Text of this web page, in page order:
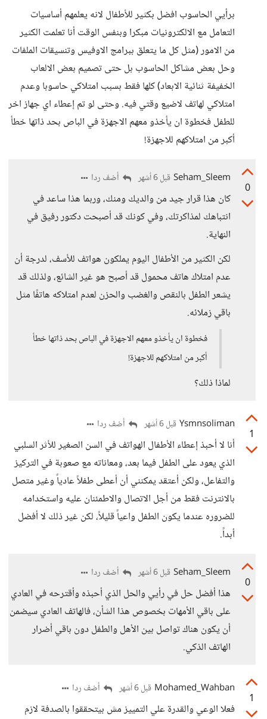
برأيي الحاسوب افضل بكثير للأطفال لانه يعلمهم أساسيات
التعامل مع الالكترونيات مبكرا وبنفس الوقت أنا تعلمت الكثير
من الامور (مثل كل ما يتعلق ببرامج الاوفيس وتنسيقات الملفات
وحل بعض مشاكل الحاسوب بل حتى تصميم بعض الالعاب
الخفيفة ثنائية الابعاد) كلها فقط بسبب امتلاكي حاسوبا وعدم
امتلاكي لهاتف لاضيع وقتي فيه. وحتى لو تم إعطاء اي جهاز اخر
للطفل فخطوة ان يأخذو معهم الاجهزة في الباص بحد ذاتها خطأ
أكبر من امتلاكهم للاجهزة!
0
Seham_Sleem قبل 6 أشهر أضف ردا
كان هذا قرار جيد من والديك ومنك، وربما هذا ساعد في
انتباهك لمذاكرتك، وفي كونك قد أصبحت دكتور رفيق في
النهاية.
لكن الكثير من الأطفال اليوم يملكون هواتف للأسف، لدرجة أن
عدم امتلاك هاتف محمول قد أصبح هو غير الشائع، ولذلك قد
يشعر الطفل بالنقص والغضب والحزن لعدم امتلاكه هاتفًا مثل
باقي زملائه.
فخطوة ان يأخذو معهم الاجهزة في الباص بحد ذاتها خطأ
أكبر من امتلاكهم للاجهزة!
لماذا ذلك؟
1
Ysmnsoliman قبل 6 أشهر أضف ردا
أنا لا أحبذ إعطاء الأطفال الهواتف في السن الصغير للأثر السلبي
الذي يعود على الطفل فيما بعد، ومعاناته مع صعوبة في التركيز
والتفاعل، ولكن أعتقد يمكنني أن أعطى طفلاً عادياً وغير متصل
بالانترنت فقط من أجل الاتصال والاطمئنان عليه واستخدامه
للضروره عندما يكون الطفل واعياً قليلاً، لكن غير ذلك لا أفضل
أبداً.
0
Seham_Sleem قبل 6 أشهر أضف ردا
هذا أفضل حل في رأيي والحل الذي أحبذه وأقترحه في العادي
على باقي الأمهات بخصوص هذا الشأن، فالهاتف العادي سيضمن
أن يكون هناك تواصل بين الأهل والطفل دون باقي أضرار
الهاتف الذكي.
1
Mohamed_Wahban قبل 6 أشهر أضف ردا
فعلا الوعي والقدرة علي التمييز مش بيتحققوا بالصدفة لازم